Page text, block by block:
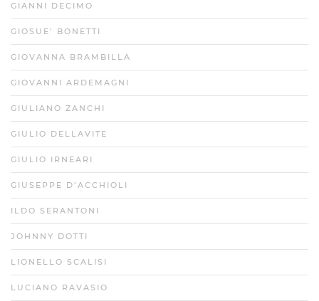
GIANNI DECIMO
GIOSUE’ BONETTI
GIOVANNA BRAMBILLA
GIOVANNI ARDEMAGNI
GIULIANO ZANCHI
GIULIO DELLAVITE
GIULIO IRNEARI
GIUSEPPE D’ACCHIOLI
ILDO SERANTONI
JOHNNY DOTTI
LIONELLO SCALISI
LUCIANO RAVASIO